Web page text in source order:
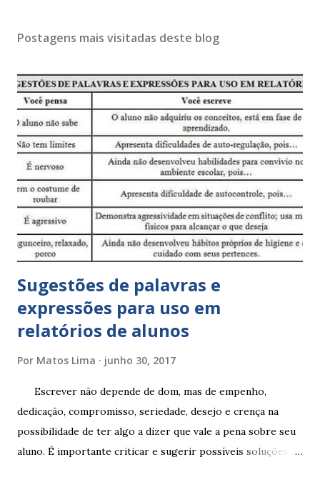
Postagens mais visitadas deste blog
Sugestões de palavras e
expressões para uso em
relatórios de alunos
Por Matos Lima junho 30, 2017
Escrever não depende de dom, mas de empenho,
dedicação, compromisso, seriedade, desejo e crença na
possibilidade de ter algo a dizer que vale a pena sobre seu
aluno. É importante criticar e sugerir possíveis soluções.